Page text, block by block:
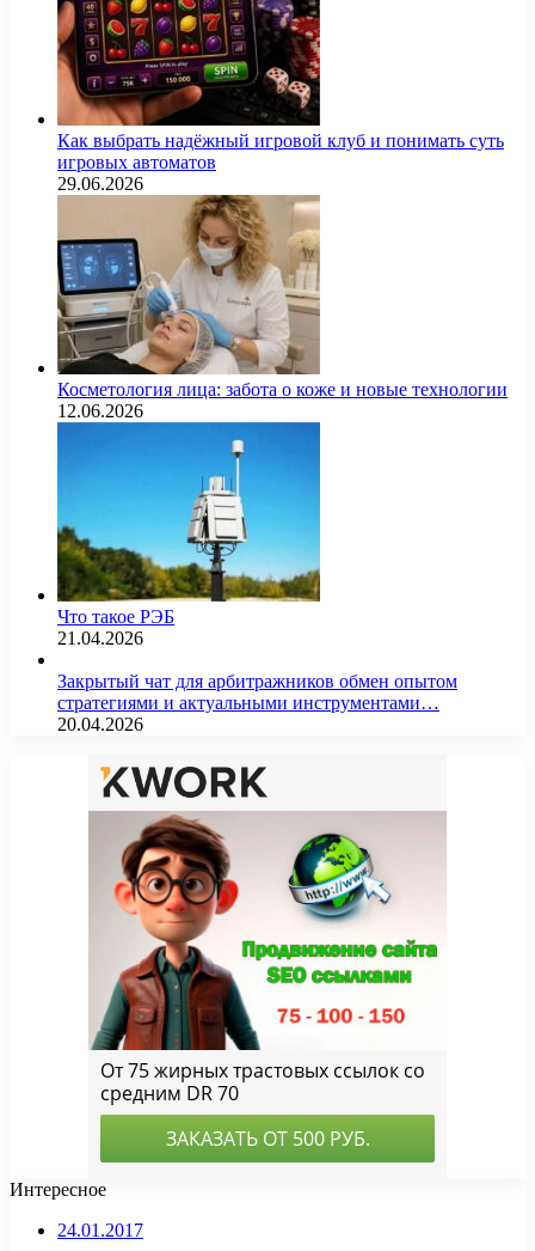
Как выбрать надёжный игровой клуб и понимать суть
игровых автоматов
29.06.2026
Косметология лица: забота о коже и новые технологии
12.06.2026
Что такое РЭБ
21.04.2026
Закрытый чат для арбитражников обмен опытом
стратегиями и актуальными инструментами…
20.04.2026
Интересное
24.01.2017